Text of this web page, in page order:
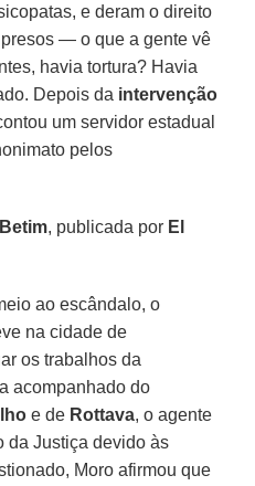
e deram o direito
— o que a gente vê
havia tortura? Havia
Depois da intervenção
um servidor estadual
pelos
, publicada por El
ao escândalo, o
na cidade de
os trabalhos da
acompanhado do
e de Rottava, o agente
da Justiça devido às
Moro afirmou que